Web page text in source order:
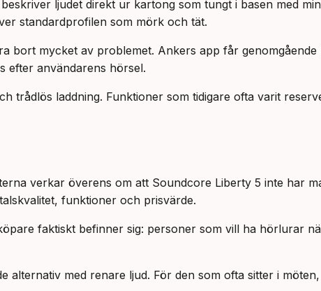
ljudet direkt ur kartong som tungt i basen med
standardprofilen som mörk och tät.
bort mycket av problemet. Ankers app får
efter användarens hörsel.
trådlös laddning. Funktioner som tidigare ofta varit
verkar överens om att Soundcore Liberty 5 inte har
funktioner och prisvärde.
faktiskt befinner sig: personer som vill ha hörlurar
med renare ljud. För den som ofta sitter i